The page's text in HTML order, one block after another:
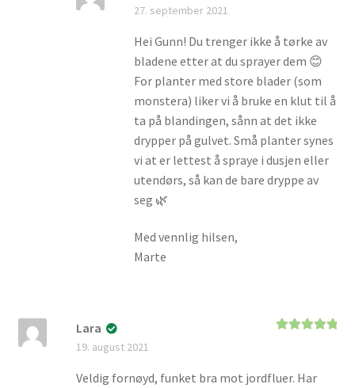
27. september 2021
Hei Gunn! Du trenger ikke å tørke av
bladene etter at du sprayer dem 😊
For planter med store blader (som
monstera) liker vi å bruke en klut til å
ta på blandingen, sånn at det ikke
drypper på gulvet. Små planter synes
vi at er lettest å spraye i dusjen eller
utendørs, så kan de bare dryppe av
seg 🌿
Med vennlig hilsen,
Marte
Lara
19. august 2021
Veldig fornøyd, funket bra mot jordfluer. Har